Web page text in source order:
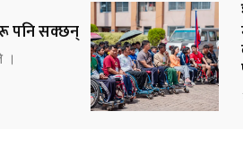
पनि सक्छन्
।